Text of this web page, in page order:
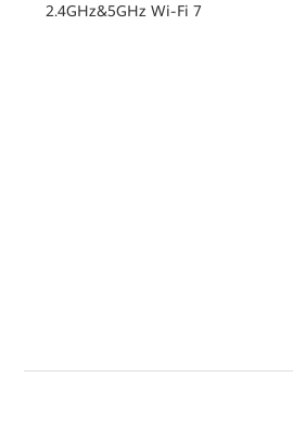
2.4GHz&5GHz Wi-Fi 7